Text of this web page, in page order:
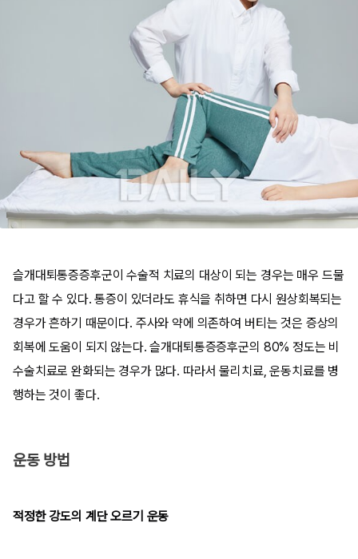
슬개대퇴통증증후군이 수술적 치료의 대상이 되는 경우는 매우 드물
다고 할 수 있다. 통증이 있더라도 휴식을 취하면 다시 원상회복되는
경우가 흔하기 때문이다. 주사와 약에 의존하여 버티는 것은 증상의
회복에 도움이 되지 않는다. 슬개대퇴통증증후군의 80% 정도는 비
수술치료로 완화되는 경우가 많다. 따라서 물리치료, 운동치료를 병
행하는 것이 좋다.
운동 방법
적정한 강도의 계단 오르기 운동